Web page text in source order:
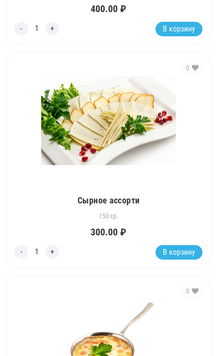
400.00 ₽
В корзину
0
Сырное ассорти
150 гр.
300.00 ₽
В корзину
0